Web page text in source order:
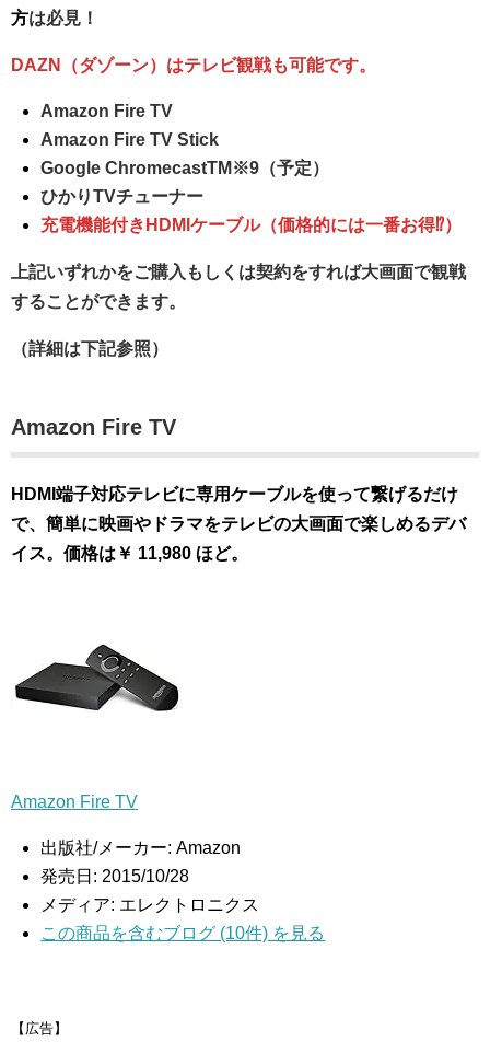
方は必見！
DAZN（ダゾーン）はテレビ観戦も可能です。
Amazon Fire TV
Amazon Fire TV Stick
Google ChromecastTM※9（予定）
ひかりTVチューナー
充電機能付きHDMIケーブル（価格的には一番お得⁉︎）
上記いずれかをご購入もしくは契約をすれば大画面で観戦
することができます。
（詳細は下記参照）
Amazon Fire TV
HDMI端子対応テレビに専用ケーブルを使って繋げるだけ
で、簡単に映画やドラマをテレビの大画面で楽しめるデバ
イス。価格は￥ 11,980 ほど。
Amazon Fire TV
出版社/メーカー: Amazon
発売日: 2015/10/28
メディア: エレクトロニクス
この商品を含むブログ (10件) を見る
【広告】